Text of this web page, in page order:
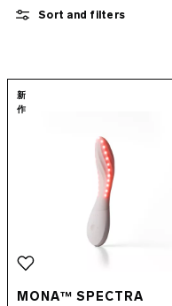
最新アダルトグッズ
高級大人のおもちゃ
LELO MAKEUP™
コンドーム
クイアのおすすめ
Sort and filters
新
作
MONA™ SPECTRA